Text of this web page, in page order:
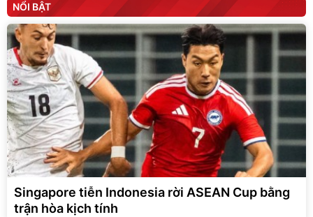
NỔI BẬT
Singapore tiễn Indonesia rời ASEAN Cup bằng
trận hòa kịch tính